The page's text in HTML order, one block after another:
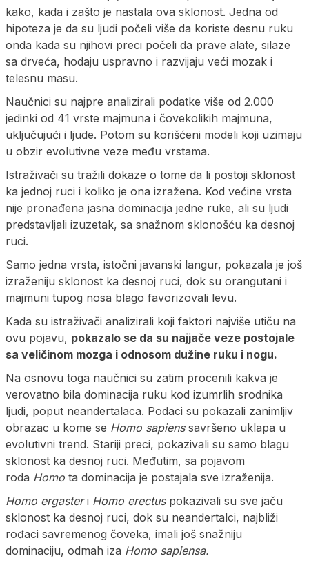
kako, kada i zašto je nastala ova sklonost. Jedna od
hipoteza je da su ljudi počeli više da koriste desnu ruku
onda kada su njihovi preci počeli da prave alate, silaze
sa drveća, hodaju uspravno i razvijaju veći mozak i
telesnu masu.
Naučnici su najpre analizirali podatke više od 2.000
jedinki od 41 vrste majmuna i čovekolikih majmuna,
uključujući i ljude. Potom su korišćeni modeli koji uzimaju
u obzir evolutivne veze među vrstama.
Istraživači su tražili dokaze o tome da li postoji sklonost
ka jednoj ruci i koliko je ona izražena. Kod većine vrsta
nije pronađena jasna dominacija jedne ruke, ali su ljudi
predstavljali izuzetak, sa snažnom sklonošću ka desnoj
ruci.
Samo jedna vrsta, istočni javanski langur, pokazala je još
izraženiju sklonost ka desnoj ruci, dok su orangutani i
majmuni tupog nosa blago favorizovali levu.
Kada su istraživači analizirali koji faktori najviše utiču na
ovu pojavu, pokazalo se da su najjače veze postojale
sa veličinom mozga i odnosom dužine ruku i nogu.
Na osnovu toga naučnici su zatim procenili kakva je
verovatno bila dominacija ruku kod izumrlih srodnika
ljudi, poput neandertalaca. Podaci su pokazali zanimljiv
obrazac u kome se Homo sapienssavršeno uklapa u
evolutivni trend. Stariji preci, pokazivali su samo blagu
sklonost ka desnoj ruci. Međutim, sa pojavom
roda Homo ta dominacija je postajala sve izraženija.
Homo ergasteri Homo erectuspokazivali su sve jaču
sklonost ka desnoj ruci, dok su neandertalci, najbliži
rođaci savremenog čoveka, imali još snažniju
dominaciju, odmah iza Homo sapiensa.